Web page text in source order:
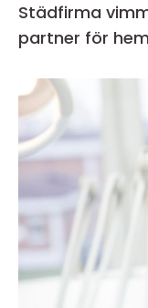
Städfirma vimmerby så
partner för